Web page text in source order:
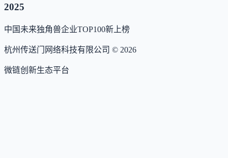
2025
中国未来独角兽企业TOP100新上榜
杭州传送门网络科技有限公司 © 2026
微链创新生态平台